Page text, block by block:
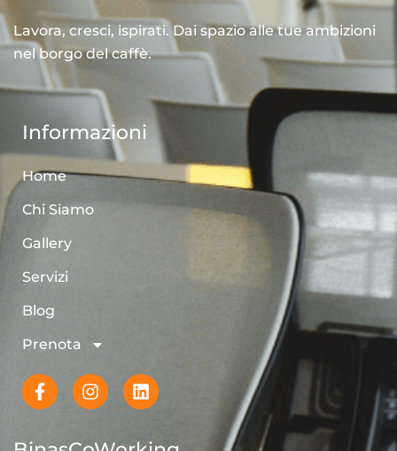
Lavora, cresci, ispirati. Dai spazio alle tue ambizioni
nel borgo del caffè.
Informazioni
Home
Chi Siamo
Gallery
Servizi
Blog
Prenota